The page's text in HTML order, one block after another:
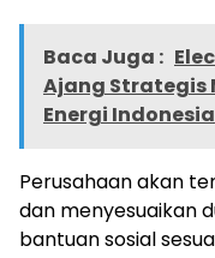
Baca Juga :
Ajang Strategis
Energi Indonesia
Perusahaan akan
dan menyesuaikan
bantuan sosial